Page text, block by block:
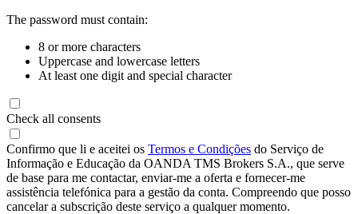
The password must contain:
8 or more characters
Uppercase and lowercase letters
At least one digit and special character
Check all consents
Confirmo que li e aceitei os Termos e Condições do Serviço de
Informação e Educação da OANDA TMS Brokers S.A., que serve
de base para me contactar, enviar-me a oferta e fornecer-me
assistência telefónica para a gestão da conta. Compreendo que posso
cancelar a subscrição deste serviço a qualquer momento.